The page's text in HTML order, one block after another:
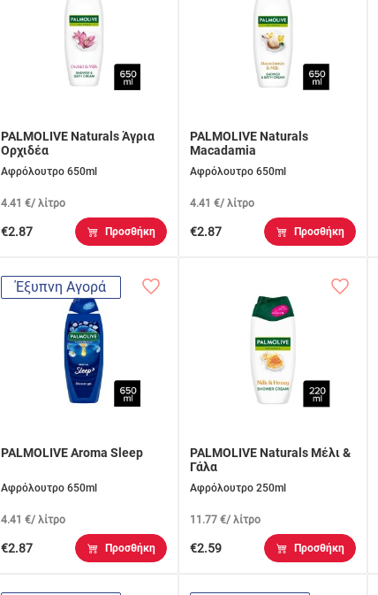
PALMOLIVE Naturals Άγρια
Ορχιδέα
Αφρόλουτρο 650ml
4.41 €/ λίτρο
€2.87 Προσθήκη
PALMOLIVE Naturals
Macadamia
Αφρόλουτρο 650ml
4.41 €/ λίτρο
€2.87 Προσθήκη
Έξυπνη Αγορά
PALMOLIVE Aroma Sleep
Αφρόλουτρο 650ml
4.41 €/ λίτρο
€2.87 Προσθήκη
PALMOLIVE Naturals Μέλι &
Γάλα
Αφρόλουτρο 250ml
11.77 €/ λίτρο
€2.59 Προσθήκη